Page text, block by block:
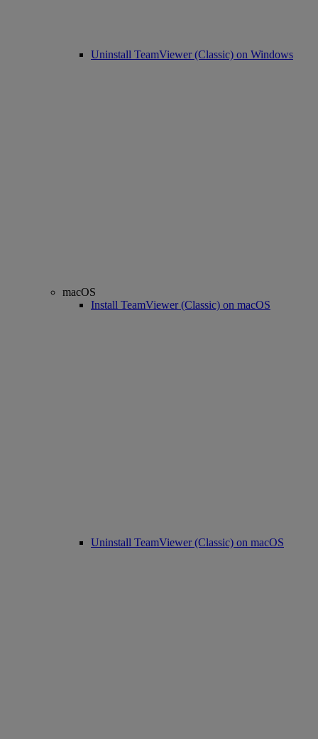
Uninstall TeamViewer (Classic) on Windows
macOS
Install TeamViewer (Classic) on macOS
Uninstall TeamViewer (Classic) on macOS